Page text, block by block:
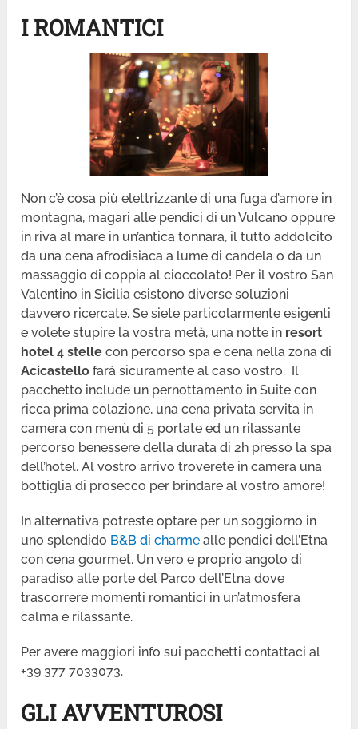
I ROMANTICI
Non c’è cosa più elettrizzante di una fuga d’amore in
montagna, magari alle pendici di un Vulcano oppure
in riva al mare in un’antica tonnara, il tutto addolcito
da una cena afrodisiaca a lume di candela o da un
massaggio di coppia al cioccolato! Per il vostro San
Valentino in Sicilia esistono diverse soluzioni
davvero ricercate. Se siete particolarmente esigenti
e volete stupire la vostra metà, una notte in resort
hotel 4 stelle con percorso spa e cena nella zona di
Acicastello farà sicuramente al caso vostro. Il
pacchetto include un pernottamento in Suite con
ricca prima colazione, una cena privata servita in
camera con menù di 5 portate ed un rilassante
percorso benessere della durata di 2h presso la spa
dell’hotel. Al vostro arrivo troverete in camera una
bottiglia di prosecco per brindare al vostro amore!
In alternativa potreste optare per un soggiorno in
uno splendido B&B di charme alle pendici dell’Etna
con cena gourmet. Un vero e proprio angolo di
paradiso alle porte del Parco dell’Etna dove
trascorrere momenti romantici in un’atmosfera
calma e rilassante.
Per avere maggiori info sui pacchetti contattaci al
+39 377 7033073.
GLI AVVENTUROSI